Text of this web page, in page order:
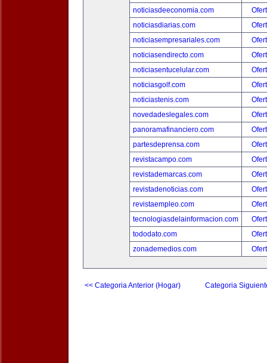
noticiasdeeconomia.com
noticiasdiarias.com
noticiasempresariales.com
noticiasendirecto.com
noticiasentucelular.com
noticiasgolf.com
noticiastenis.com
novedadeslegales.com
panoramafinanciero.com
partesdeprensa.com
revistacampo.com
revistademarcas.com
revistadenoticias.com
revistaempleo.com
tecnologiasdelainformacion.com
tododato.com
zonademedios.com
<< Categoria Anterior (Hogar) Categoria